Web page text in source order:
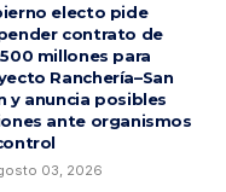
electo pide
contrato de
millones para
Ranchería–San
y anuncia posibles
ante organismos
03, 2026